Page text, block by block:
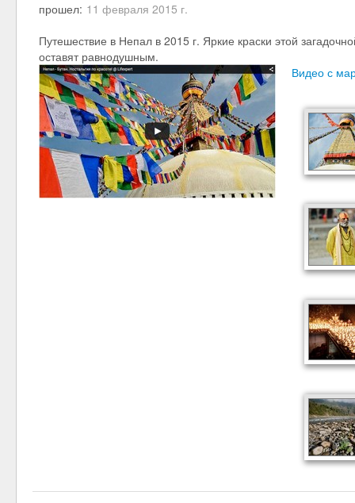
прошел: 11 февраля 2015 г.
Путешествие в Непал в 2015 г. Яркие краски этой
оставят равнодушным.
Видео с